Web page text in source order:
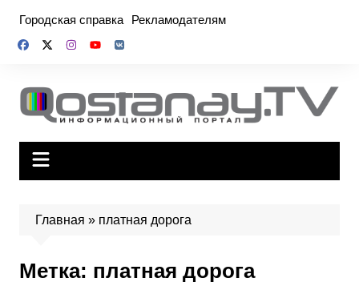
содержимому
Городская справка Рекламодателям
Главная » платная дорога
Метка: платная дорога